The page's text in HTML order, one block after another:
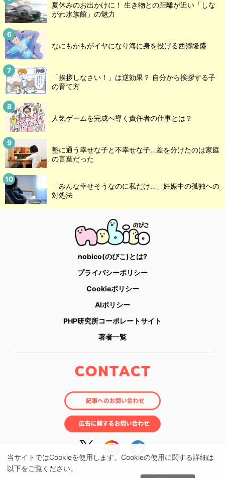
当サイトではCookieを使用します。Cookieの使用に関する詳細は
以下をご覧ください。
夏休みのお出かけに！ 生き物との距離が近い「しな
がわ水族館」の魅力
なにもかもがイヤになり海に身を投げる西郷隆盛
「挨拶しなさい！」は逆効果？ 自分から挨拶する子
の育て方
人気ゲームを完成へ導く責任者の仕事とは？
塾に通う幸せな子と不幸せな子…差を分けたのは家庭
の言葉だった
「みんな幸せそうなのに私だけ…」妊娠中の孤独への
対処法
nobico(のびこ)とは?
プライバシーポリシー
Cookieポリシー
AIポリシー
PHP研究所コーポレートサイト
著者一覧